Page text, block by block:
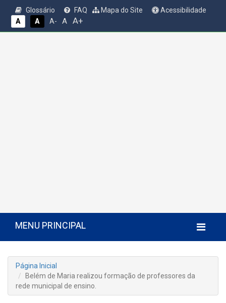
Glossário FAQ Mapa do Site
Acessibilidade
A
A A- A A+
MENU PRINCIPAL
Página Inicial
Belém de Maria realizou formação de professores da
rede municipal de ensino.